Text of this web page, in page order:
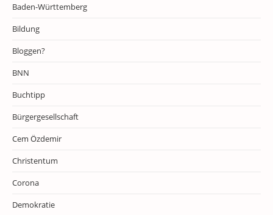
Baden-Württemberg
Bildung
Bloggen?
BNN
Buchtipp
Bürgergesellschaft
Cem Özdemir
Christentum
Corona
Demokratie